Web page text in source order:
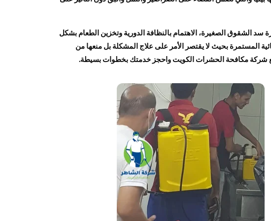
الشقوق الصغيرة، الاهتمام بالنظافة الدورية وتخزين الطعام بشكل
المستمرة بحيث لا يقتصر الأمر على علاج المشكلة بل منعها من
مع شركة مكافحة الحشرات الكويت واحجز خدمتك بخطوات بسيطة.